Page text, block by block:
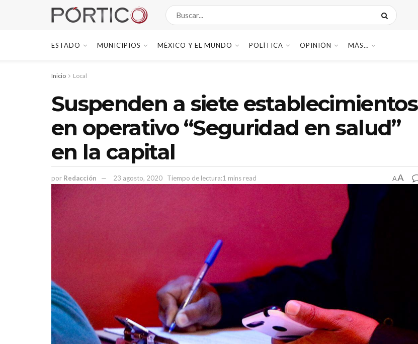
ESTADO MUNICIPIOS MÉXICO Y EL MUNDO POLÍTICA OPINIÓN MÁS…
Inicio Local
Suspenden a siete establecimientos
en operativo “Seguridad en salud”
en la capital
por Redacción 23 agosto, 2020 Tiempo de lectura:1 mins read AA